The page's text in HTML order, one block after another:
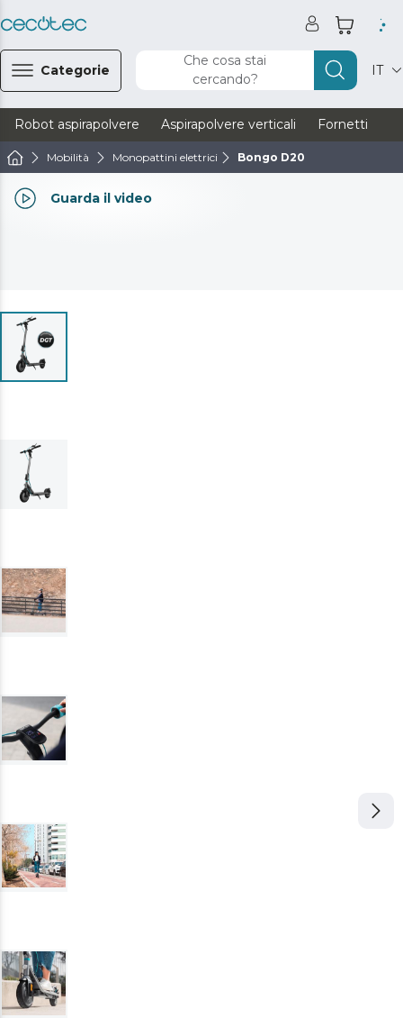
Categorie
Che cosa stai
cercando?
IT
Robot aspirapolvere Aspirapolvere verticali Fornetti
Mobilità Monopattini elettrici Bongo D20
Guarda il video